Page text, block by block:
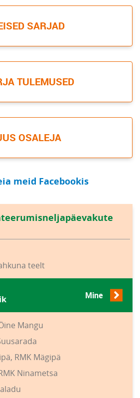
SARJAD
TULEMUSED
OSALEJA
meid Facebookis
teelt
Mine
Mangu
RMK Mägipä
Ninametsa